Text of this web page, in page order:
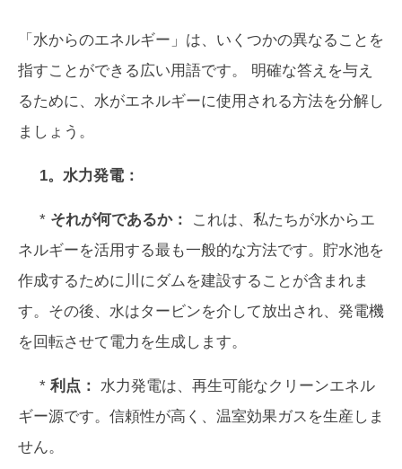
「水からのエネルギー」は、いくつかの異なることを
指すことができる広い用語です。 明確な答えを与え
るために、水がエネルギーに使用される方法を分解し
ましょう。
1。水力発電：
* それが何であるか：
これは、私たちが水からエ
ネルギーを活用する最も一般的な方法です。貯水池を
作成するために川にダムを建設することが含まれま
す。その後、水はタービンを介して放出され、発電機
を回転させて電力を生成します。
* 利点： 水力発電は、再生可能なクリーンエネル
ギー源です。信頼性が高く、温室効果ガスを生産しま
せん。